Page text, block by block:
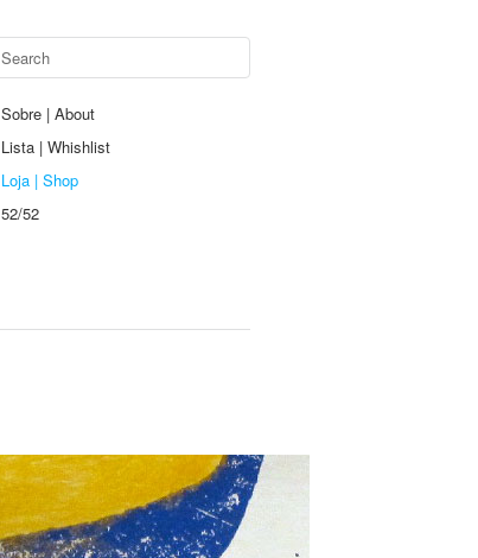
Sobre | About
Lista | Whishlist
Loja | Shop
52/52